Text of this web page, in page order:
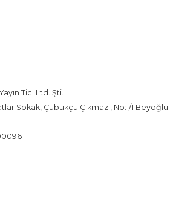
Tic. Ltd. Şti.
Sokak, Çubukçu Çıkmazı, No:1/1 Beyoğlu